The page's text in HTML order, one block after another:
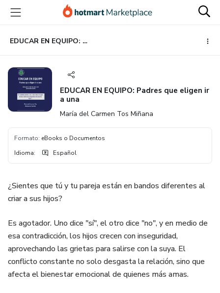
principal
página
de
página
EDUCAR EN EQUIPO: Padres que eligen ir a una
EDUCAR EN EQUIPO: Padres que eligen ir
a una
María del Carmen Tos Miñana
Formato: eBooks o Documentos
Idioma: Español
¿Sientes que tú y tu pareja están en bandos diferentes al
criar a sus hijos?
Es agotador. Uno dice "sí", el otro dice "no", y en medio de
esa contradicción, los hijos crecen con inseguridad,
aprovechando las grietas para salirse con la suya. El
conflicto constante no solo desgasta la relación, sino que
afecta el bienestar emocional de quienes más amas.